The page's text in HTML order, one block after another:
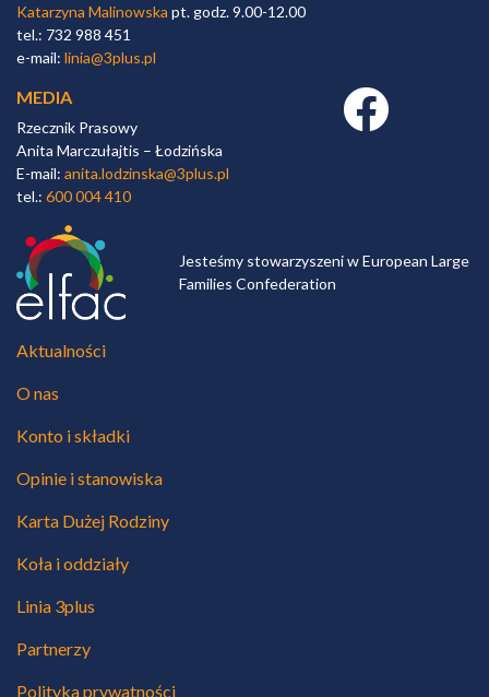
Katarzyna Malinowska pt. godz. 9.00-12.00
tel.: 732 988 451
e-mail: linia@3plus.pl
MEDIA
Rzecznik Prasowy
Anita Marczułajtis – Łodzińska
E-mail: anita.lodzinska@3plus.pl
tel.: 600 004 410
Facebook link
Jesteśmy stowarzyszeni w European Large
Families Confederation
Aktualności
O nas
Konto i składki
Opinie i stanowiska
Karta Dużej Rodziny
Koła i oddziały
Linia 3plus
Partnerzy
Polityka prywatności